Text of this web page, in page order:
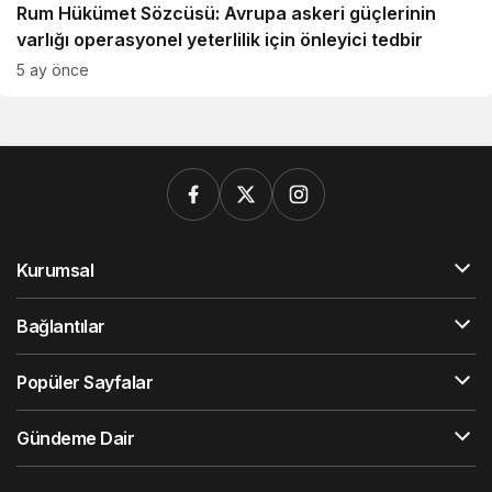
Rum Hükümet Sözcüsü: Avrupa askeri güçlerinin
varlığı operasyonel yeterlilik için önleyici tedbir
5 ay önce
Kurumsal
Bağlantılar
Popüler Sayfalar
Gündeme Dair